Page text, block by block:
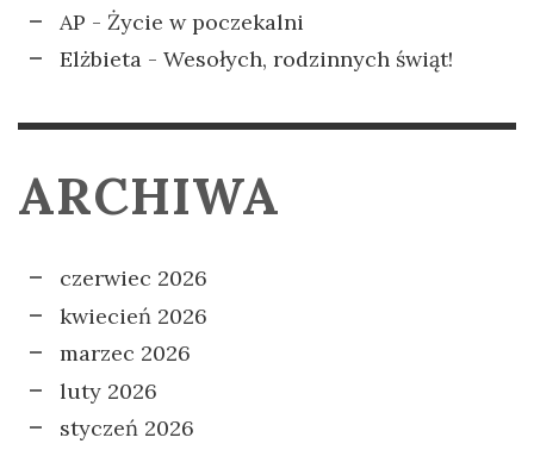
AP - Życie w poczekalni
Elżbieta - Wesołych, rodzinnych świąt!
ARCHIWA
czerwiec 2026
kwiecień 2026
marzec 2026
luty 2026
styczeń 2026